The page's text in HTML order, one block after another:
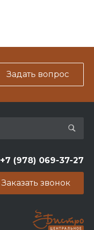
Задать вопрос
+7 (978) 069-37-27
Заказать звонок